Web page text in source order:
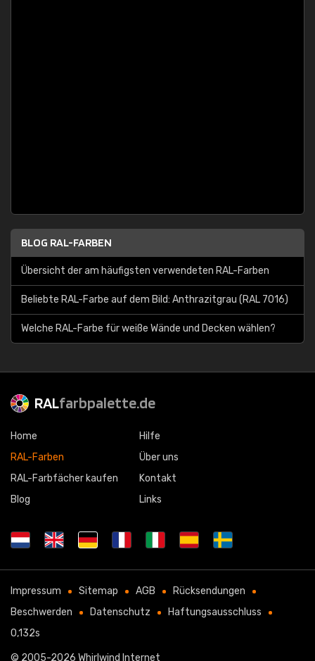
BLOG RAL-FARBEN
Übersicht der am häufigsten verwendeten RAL-Farben
Beliebte RAL-Farbe auf dem Bild: Anthrazitgrau (RAL 7016)
Welche RAL-Farbe für weiße Wände und Decken wählen?
RALfarbpalette.de
Home
RAL-Farben
RAL-Farbfächer kaufen
Blog
Hilfe
Über uns
Kontakt
Links
Impressum Sitemap AGB
Rücksendungen
Beschwerden
Datenschutz
Haftungsausschluss
0,132s
© 2005-2026 Whirlwind Internet